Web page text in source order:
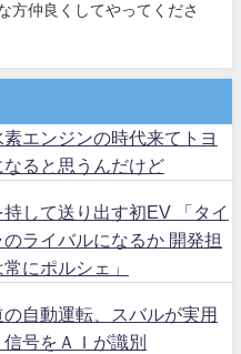
方仲良くしてやってくださ
エンジンの時代来てトヨ
なると思うんだけど
して送り出す初EV 「タイ
ライバルになるか 開発担
にポルシェ」
の自動運転、スバルが実用
号をＡＩが識別